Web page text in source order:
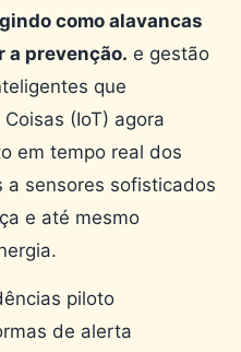
como alavancas
a prevenção. e gestão
que
(IoT) agora
em tempo real dos
a sensores sofisticados
e até mesmo
piloto
de alerta